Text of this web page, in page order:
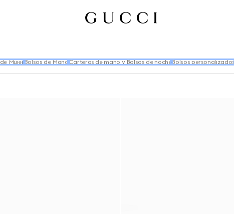
Mujer Bolsos de Mano Carteras de mano y Bolsos de nocheBolsos personalizados